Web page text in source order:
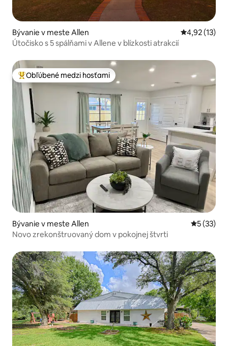
Bývanie v meste Allen Priemerné
4,92 (13)
Útočisko s 5 spálňami v Allene v blízkosti atrakcií
Najobľúbenejšie medzi hosťami
Obľúbené medzi hosťami
Bývanie v meste Allen
5 (33)
Novo zrekonštruovaný dom v pokojnej štvrti